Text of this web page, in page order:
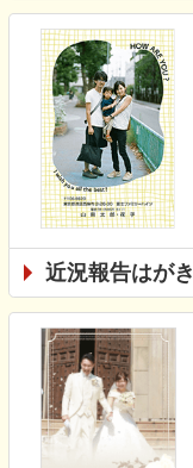
近況報告はがき